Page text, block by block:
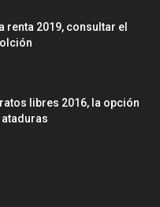
renta 2019, consultar el
libres 2016, la opción